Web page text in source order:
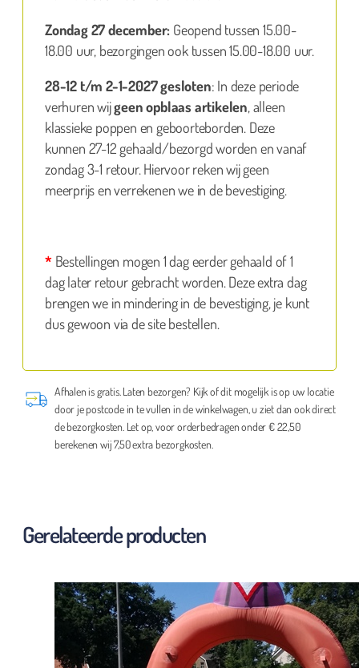
Zondag 27 december: Geopend tussen 15.00-
18.00 uur, bezorgingen ook tussen 15.00-18.00 uur.
28-12 t/m 2-1-2027 gesloten: In deze periode
verhuren wijgeen opblaas artikelen, alleen
klassieke poppen en geboorteborden. Deze
kunnen 27-12 gehaald/bezorgd worden en vanaf
zondag 3-1 retour. Hiervoor reken wij geen
meerprijs en verrekenen we in de bevestiging.
* Bestellingen mogen 1 dag eerder gehaald of 1
dag later retour gebracht worden. Deze extra dag
brengen we in mindering in de bevestiging, je kunt
dus gewoon via de site bestellen.
Afhalen is gratis. Laten bezorgen? Kijk of dit mogelijk is op uw locatie
door je postcode in te vullen in de winkelwagen, u ziet dan ook direct
de bezorgkosten. Let op, voor orderbedragen onder € 22,50
berekenen wij 7,50 extra bezorgkosten.
Gerelateerde producten